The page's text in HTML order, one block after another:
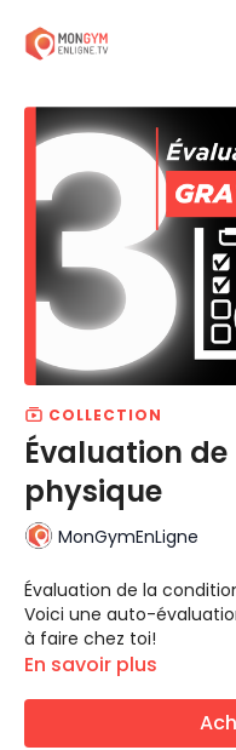
COLLECTION
Évaluation
physique
MonGymEnLigne
Évaluation de la
Voici une auto-
à faire chez toi!
Dans cette auto-
cibler ce que tu désires
Tu retrouveras
En savoir plus